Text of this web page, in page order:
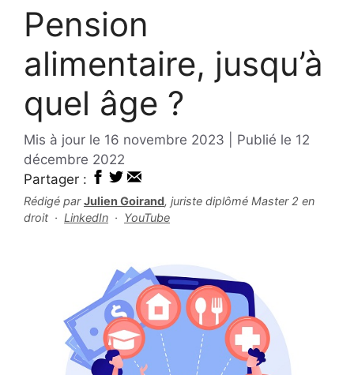
Pension
alimentaire, jusqu’à
quel âge ?
16 novembre 2023
12
décembre 2022
Partager :
Rédigé parJulien Goirand, juriste diplômé Master 2 en
droit · LinkedIn · YouTube